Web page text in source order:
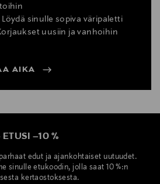
sinulle sopiva väripaletti
uusiin ja vanhoihin
AIKA
ETUSI –10 %
edut ja ajankohtaiset uutuudet.
sinulle etukoodin, jolla saat 10 %:n
kertaostoksesta.